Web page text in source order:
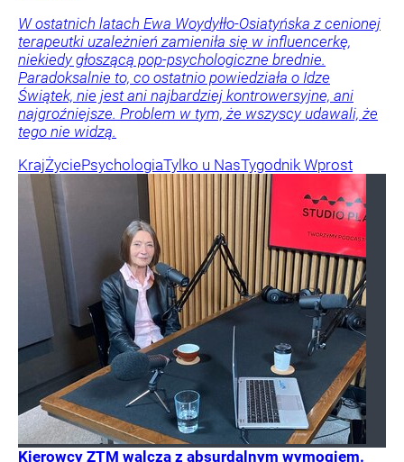
W ostatnich latach Ewa Woydyłło-Osiatyńska z cenionej
terapeutki uzależnień zamieniła się w influencerkę,
niekiedy głoszącą pop-psychologiczne brednie.
Paradoksalnie to, co ostatnio powiedziała o Idze
Świątek, nie jest ani najbardziej kontrowersyjne, ani
najgroźniejsze. Problem w tym, że wszyscy udawali, że
tego nie widzą.
KrajŻyciePsychologiaTylko u NasTygodnik Wprost
Kierowcy ZTM walczą z absurdalnym wymogiem.